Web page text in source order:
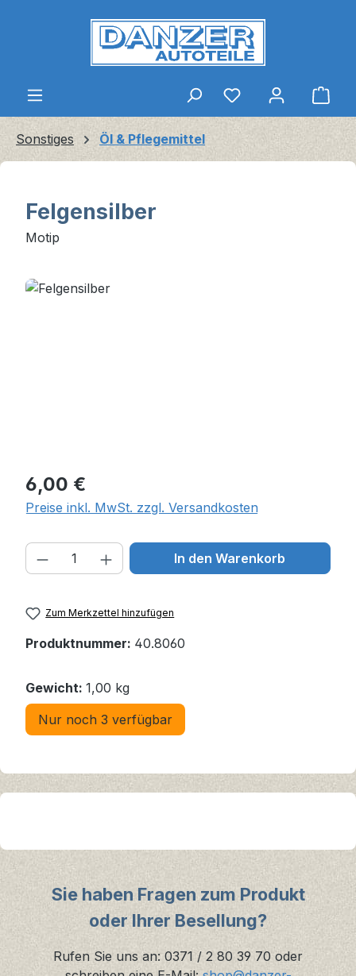
Zum Hauptinhalt springen
Sonstiges Öl & Pflegemittel
Felgensilber
Motip
Bildergalerie überspringen
Regulärer Preis:
6,00 €
Preise inkl. MwSt. zzgl. Versandkosten
Produkt Anzahl: Gib den
In den Warenkorb
Zum Merkzettel hinzufügen
Produktnummer: 40.8060
Gewicht: 1,00 kg
Nur noch 3 verfügbar
Sie haben Fragen zum Produkt
oder Ihrer Besellung?
Rufen Sie uns an: 0371 / 2 80 39 70 oder